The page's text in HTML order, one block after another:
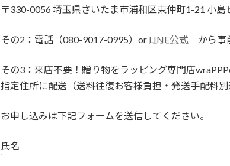
〒330-0056 埼玉県さいたま市浦和区東仲町1-21 小島
その2： 電話（080-9017-0995） or LINE公式 から事
その3：来店不要！贈り物をラッピング専門店
指定住所に配送（送料往復お客様負担・発送手配料別
お申し込みは下記フォームを送信してください。
氏名